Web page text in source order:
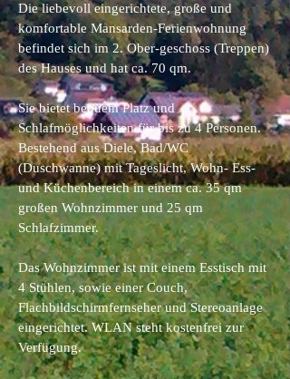
Die liebevoll eingerichtete, große und
komfortable Mansarden-Ferienwohnung
befindet sich im 2. Ober-geschoss (Treppen)
des Hauses und hat ca. 70 qm.
Sie bietet bequem Platz und
Schlafmöglichkeiten für bis zu 4 Personen.
Bestehend aus Diele, Bad/WC
(Duschwanne) mit Tageslicht, Wohn- Ess-
und Küchenbereich in einem ca. 35 qm
großen Wohnzimmer und 25 qm
Schlafzimmer.
Das Wohnzimmer ist mit einem Esstisch mit
4 Stühlen, sowie einer Couch,
Flachbildschirmfernseher und Stereoanlage
eingerichtet. WLAN steht kostenfrei zur
Verfügung.